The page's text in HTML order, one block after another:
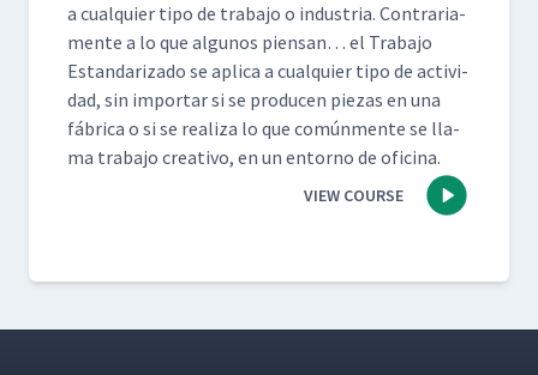
a cualquier tipo de tra­ba­jo o indus­tria. Con­trari­a­
mente a lo que algunos pien­san… el Tra­ba­jo
Estandariza­do se apli­ca a cualquier tipo de activi­
dad, sin impor­tar si se pro­ducen piezas en una
fábri­ca o si se real­iza lo que común­mente se lla­
ma tra­ba­jo cre­ati­vo, en un entorno de oficina.
VIEW COURSE